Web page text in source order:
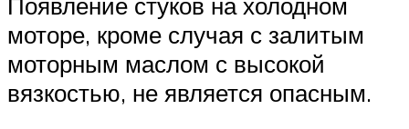
моторе, кроме случая с залитым
моторным маслом с высокой
вязкостью, не является опасным.